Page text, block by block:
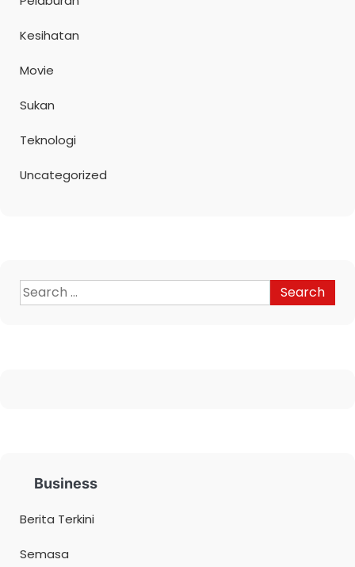
Kesihatan
Movie
Sukan
Teknologi
Uncategorized
Business
Berita Terkini
Semasa